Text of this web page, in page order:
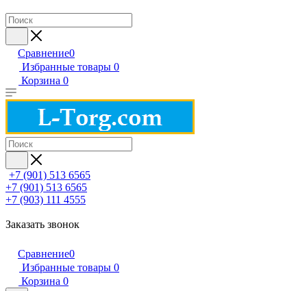
Сравнение0
Избранные товары 0
Корзина 0
+7 (901) 513 6565
+7 (901) 513 6565
+7 (903) 111 4555
Заказать звонок
Сравнение0
Избранные товары 0
Корзина 0